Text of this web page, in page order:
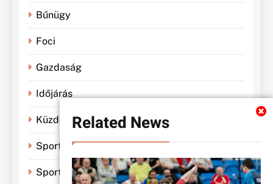
Related News
Bűnügy
Foci
Gazdaság
Időjárás
Küzdősportok
Sportbánya
Sporthírek